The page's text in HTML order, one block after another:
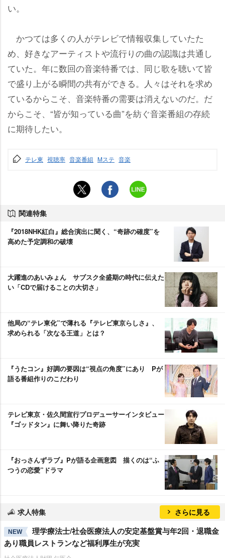
い。
かつては多くの人がテレビで情報収集していたた
め、好きなアーティストや流行りの曲の認識は共通し
ていた。年に数回の音楽特番では、同じ歌を聴いて皆
で盛り上がる瞬間の共有ができる。人々はそれを求め
ているからこそ、音楽特番の需要は消えないのだ。だ
からこそ、“皆が知っている曲”を紡ぐ音楽番組の存続
に期待したい。
テレ東 視聴率 音楽番組 Mステ 音楽
関連特集
『2018NHK紅白』総合演出に聞く、“奇跡の確度”を
高めた予定調和の破壊
大躍進のあいみょん サブスク全盛期の時代に伝えた
い「CDで届けることの大切さ」
他局の“テレ東化”で薄れる『テレビ東京らしさ』、
求められる「次なる王道」とは？
『うたコン』好調の要因は“視点の角度”にあり Pが
語る番組作りのこだわり
テレビ東京・佐久間宣行プロデューサーインタビュー
『ゴッドタン』に舞い降りた奇跡
『おっさんずラブ』Pが語る企画意図 描くのは“ふ
つうの恋愛”ドラマ
求人特集 さらに見る
NEW
理学療法士/社会医療法人の安定基盤賞与年2回・退職金
あり職員レストランなど福利厚生が充実